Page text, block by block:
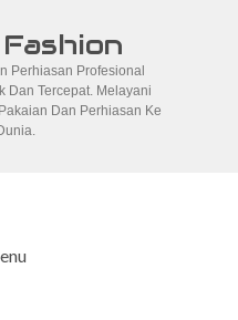
Perhiasan Profesional
Dan Tercepat. Melayani
Dan Perhiasan Ke